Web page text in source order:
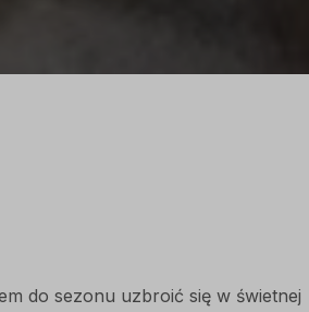
do sezonu uzbroić się w świetnej